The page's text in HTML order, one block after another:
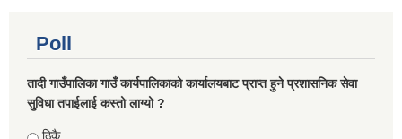
Poll
तादी गाउँपालिका गाउँ कार्यपालिकाको कार्यालयबाट प्राप्त हुने प्रशासनिक सेवा
सुविधा तपाईलाई कस्तो लाग्यो ?
Choices
ठिकै